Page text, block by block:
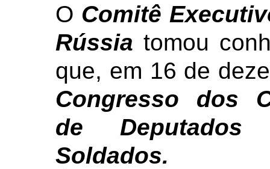
O Comitê
Rússia tomou
que, em 16 de
Congresso dos
de Deputados
Soldados.